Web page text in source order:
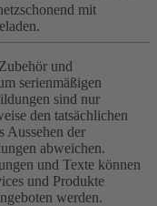
mit
und
serienmäßigen
sind nur
den tatsächlichen
Aussehen der
abweichen.
und Texte können
und Produkte
werden.